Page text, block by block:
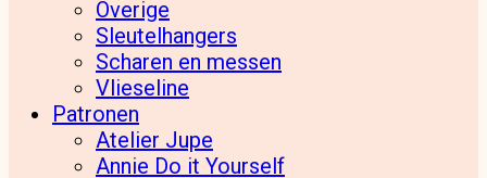
Overige
Sleutelhangers
Scharen en messen
Vlieseline
Patronen
Atelier Jupe
Annie Do it Yourself